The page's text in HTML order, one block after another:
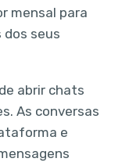
mensal para
seus
abrir chats
As conversas
e